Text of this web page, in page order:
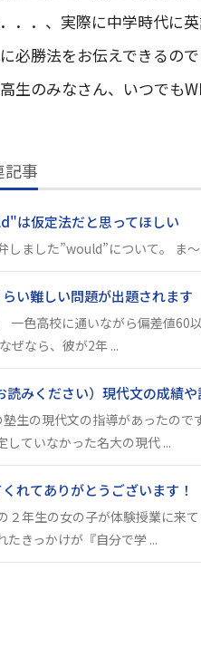
．．、実際に中学時代に
必勝法をお伝えできるの
生のみなさん、いつでも
記事
は仮定法だと思ってほしい
しました”would”について。 ま
い難しい問題が出題されます
一色高校に通いながら偏差値60
ぜなら、彼が2年 ...
読みください）現代文の成績
生の現代文の指導があったの
していなかった名大の現代 ...
れてありがとうございます！
２年生の女の子が体験授業に来
たきっかけが『自分で学 ...